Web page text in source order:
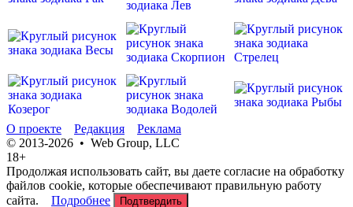
О проекте Редакция
Реклама
© 2013-2026 • Web Group, LLC
18+
Продолжая использовать сайт, вы даете согласие на обработку
файлов cookie, которые обеспечивают правильную работу
сайта. Подробнее Подтвердить